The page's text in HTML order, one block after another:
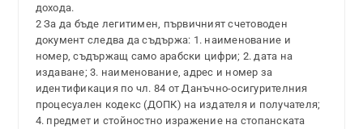
дохода.
2 За да бъде легитимен, първичният счетоводен
документ следва да съдържа: 1. наименование и
номер, съдържащ само арабски цифри; 2. дата на
издаване; 3. наименование, адрес и номер за
идентификация по чл. 84 от Данъчно-осигурителния
процесуален кодекс (ДОПК) на издателя и получателя;
4. предмет и стойностно изражение на стопанската